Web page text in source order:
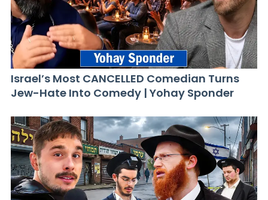
Israel’s Most CANCELLED Comedian Turns
Jew-Hate Into Comedy | Yohay Sponder